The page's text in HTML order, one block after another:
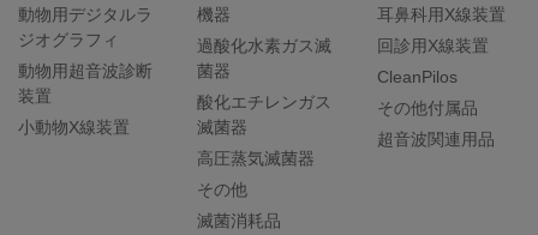
動物用デジタルラ
ジオグラフィ
動物用超音波診断
装置
小動物X線装置
機器
過酸化水素ガス滅
菌器
酸化エチレンガス
滅菌器
高圧蒸気滅菌器
その他
滅菌消耗品
耳鼻科用X線装置
回診用X線装置
CleanPilos
その他付属品
超音波関連用品